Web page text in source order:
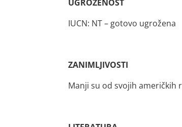
UGROŽENOST
IUCN: NT – gotovo ugrožena
ZANIMLJIVOSTI
Manji su od svojih američkih